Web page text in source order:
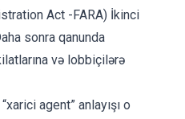
Act -FARA) İkinci
sonra qanunda
və lobbiçilərə
agent” anlayışı o